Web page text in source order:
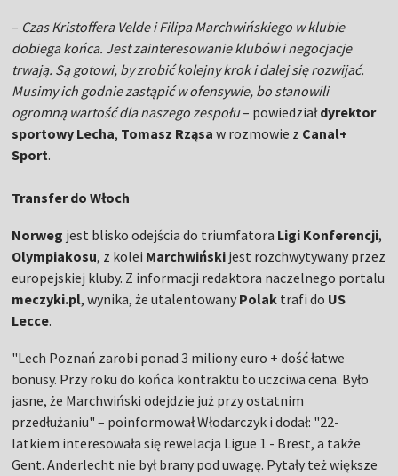
– Czas Kristoffera Velde i Filipa Marchwińskiego w klubie
dobiega końca. Jest zainteresowanie klubów i negocjacje
trwają. Są gotowi, by zrobić kolejny krok i dalej się rozwijać.
Musimy ich godnie zastąpić w ofensywie, bo stanowili
ogromną wartość dla naszego zespołu– powiedziałdyrektor
sportowy Lecha, Tomasz Rząsa w rozmowie z Canal+
Sport.
Transfer do Włoch
Norweg jest blisko odejścia do triumfatora Ligi Konferencji,
Olympiakosu, z kolei Marchwiński jest rozchwytywany przez
europejskiej kluby. Z informacji redaktora naczelnego portalu
meczyki.pl, wynika, że utalentowany Polak trafi do US
Lecce.
"Lech Poznań zarobi ponad 3 miliony euro + dość łatwe
bonusy. Przy roku do końca kontraktu to uczciwa cena. Było
jasne, że Marchwiński odejdzie już przy ostatnim
przedłużaniu" – poinformował Włodarczyk i dodał: "22-
latkiem interesowała się rewelacja Ligue 1 - Brest, a także
Gent. Anderlecht nie był brany pod uwagę. Pytały też większe